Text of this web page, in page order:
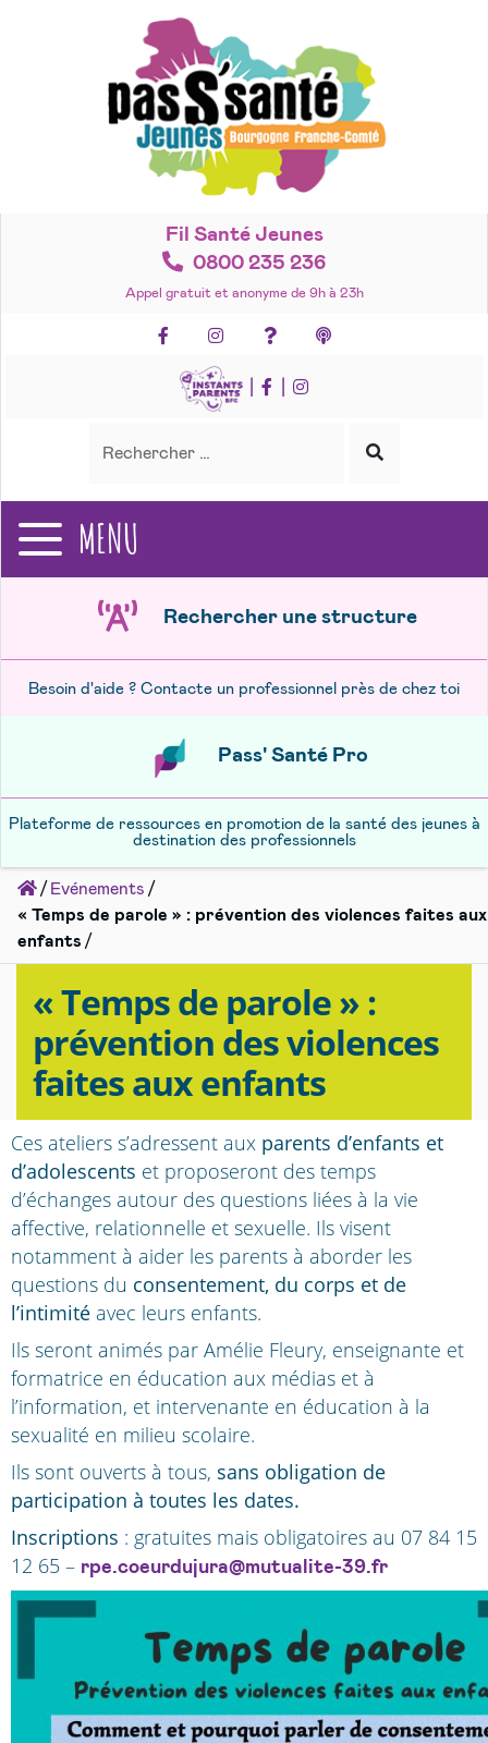
Fil Santé Jeunes
0800 235 236
Appel gratuit et anonyme de 9h à 23h
FacebookInstagramFoire aux questions
Lancer
recherche
MENU
Rechercher une structure
Besoin d'aide ? Contacte un professionnel près de chez toi
Pass' Santé Pro
Plateforme de ressources en promotion de la santé des jeunes à
destination des professionnels
Accueil
Evénements
« Temps de parole » : prévention des violences faites aux
enfants
« Temps de parole » :
prévention des violences
faites aux enfants
Ces ateliers s’adressent aux parents d’enfants et
d’adolescents et proposeront des temps
d’échanges autour des questions liées à la vie
affective, relationnelle et sexuelle. Ils visent
notamment à aider les parents à aborder les
questions du consentement, du corps et de
l’intimité avec leurs enfants.
Ils seront animés par Amélie Fleury, enseignante et
formatrice en éducation aux médias et à
l’information, et intervenante en éducation à la
sexualité en milieu scolaire.
Ils sont ouverts à tous, sans obligation de
participation à toutes les dates.
Inscriptions : gratuites mais obligatoires au 07 84 15
12 65 – rpe.coeurdujura@mutualite-39.fr